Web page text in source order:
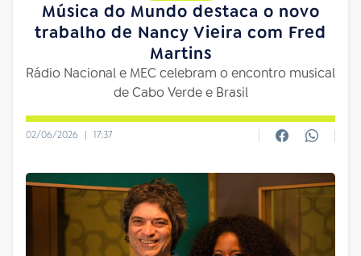
Música do Mundo destaca o novo
trabalho de Nancy Vieira com Fred
Martins
Rádio Nacional e MEC celebram o encontro musical
de Cabo Verde e Brasil
02/06/2026 | 17:37